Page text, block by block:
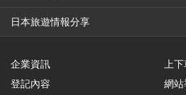
日本旅遊情報分享
企業資訊
登記內容
上
網